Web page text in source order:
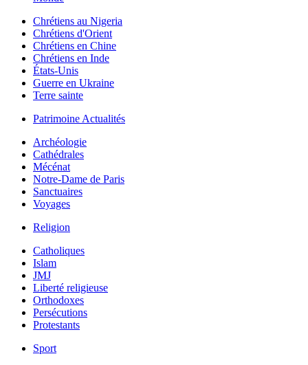
Chrétiens au Nigeria
Chrétiens d'Orient
Chrétiens en Chine
Chrétiens en Inde
États-Unis
Guerre en Ukraine
Terre sainte
Patrimoine Actualités
Archéologie
Cathédrales
Mécénat
Notre-Dame de Paris
Sanctuaires
Voyages
Religion
Catholiques
Islam
JMJ
Liberté religieuse
Orthodoxes
Persécutions
Protestants
Sport